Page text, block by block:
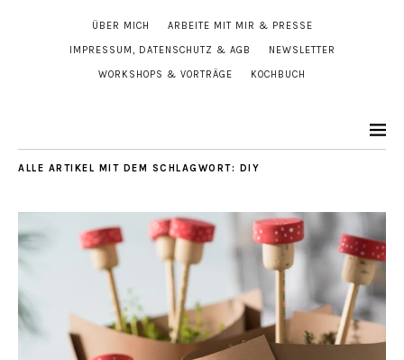
ÜBER MICH ARBEITE MIT MIR & PRESSE
IMPRESSUM, DATENSCHUTZ & AGB NEWSLETTER
WORKSHOPS & VORTRÄGE KOCHBUCH
ALLE ARTIKEL MIT DEM SCHLAGWORT: DIY